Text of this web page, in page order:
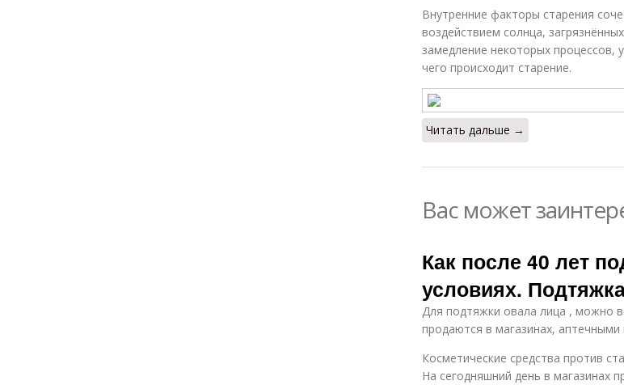
Внутренние факторы старения
воздействием солнца,
замедление некоторых процессов,
чего происходит старение.
Читать дальше →
Вас может
Как после 40 лет
условиях.
Для подтяжки овала лица , можно
продаются в магазинах,
Косметические средства против
На сегодняшний день в магазинах